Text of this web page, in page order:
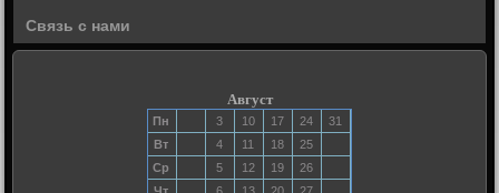
Связь с нами
Август
Пн 3 10 17 24
31
Вт
4 11 18
25
Ср
5 12 19
26